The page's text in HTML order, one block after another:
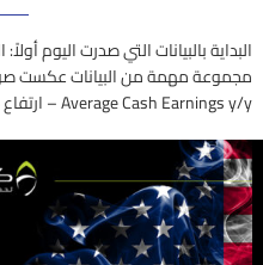
Average Cash Earnings y/y – ارتفاع 2.6% …